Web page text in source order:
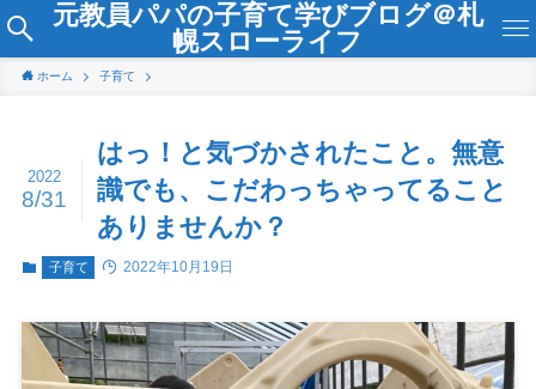
元教員パパの子育て学びブログ＠札
幌スローライフ
ホーム 子育て
はっ！と気づかされたこと。無意
識でも、こだわっちゃってること
ありませんか？
2022
8/31
子育て 2022年10月19日